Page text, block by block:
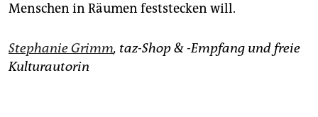
Menschen in Räumen feststecken will.
Stephanie Grimm, taz-Shop & -Empfang und freie
Kulturautorin